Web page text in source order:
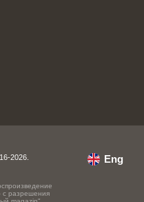
2026.
с разрешения
Eng